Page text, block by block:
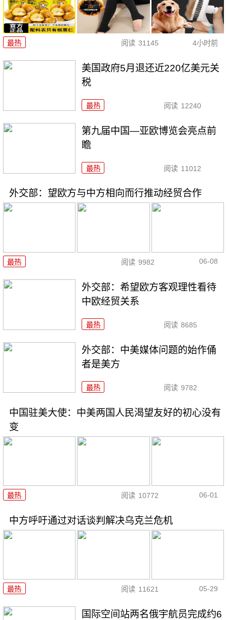
最热 阅读 31145 4小时前
美国政府5月退还近220亿美元关
税
最热 阅读 12240
第九届中国—亚欧博览会亮点前
瞻
最热 阅读 11012
外交部：望欧方与中方相向而行推动经贸合作
最热 阅读 9982 06-08
外交部：希望欧方客观理性看待
中欧经贸关系
最热 阅读 8685
外交部：中美媒体问题的始作俑
者是美方
最热 阅读 9782
中国驻美大使：中美两国人民渴望友好的初心没有
变
最热 阅读 10772 06-01
中方呼吁通过对话谈判解决乌克兰危机
最热 阅读 11621 05-29
国际空间站两名俄宇航员完成约6